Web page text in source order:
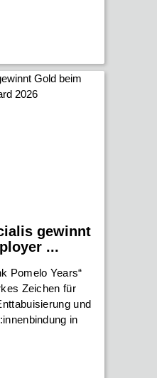
gewinnt
...
Pomelo Years“
Zeichen für
und
in